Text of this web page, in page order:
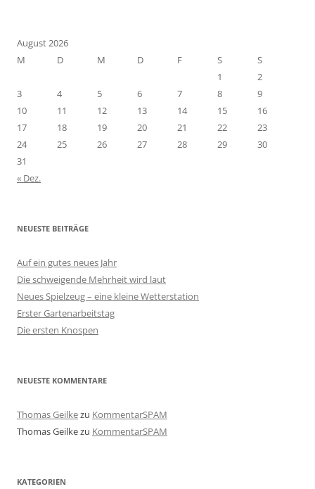
August 2026
M
D M D F S
S
1
2
3
4 5 6 7 8
9
10
11 12 13 14 15
16
17
18 19 20 21 22
23
24
25 26 27 28 29
30
31
« Dez.
NEUESTE BEITRÄGE
Auf ein gutes neues Jahr
Die schweigende Mehrheit wird laut
Neues Spielzeug – eine kleine Wetterstation
Erster Gartenarbeitstag
Die ersten Knospen
NEUESTE KOMMENTARE
Thomas Geilkezu KommentarSPAM
Thomas Geilkezu KommentarSPAM
KATEGORIEN